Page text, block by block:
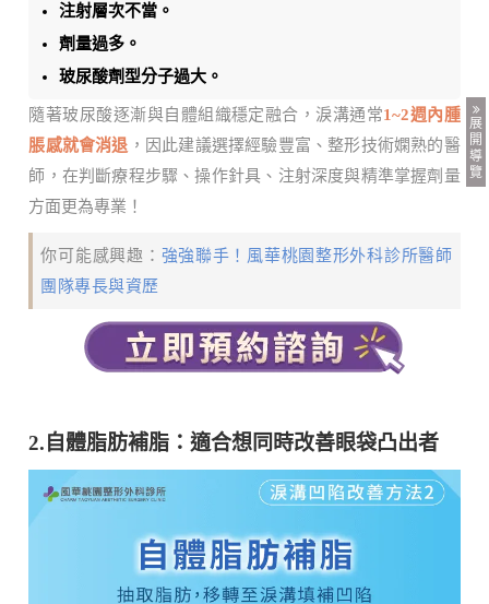
注射層次不當。
劑量過多。
玻尿酸劑型分子過大。
隨著玻尿酸逐漸與自體組織穩定融合，淚溝通常1~2週內腫
脹感就會消退 ，因此建議選擇經驗豐富、整形技術嫻熟的醫
師，在判斷療程步驟、操作針具、注射深度與精準掌握劑量
方面更為專業！
你可能感興趣： 強強聯手！風華桃園整形外科診所醫師
團隊專長與資歷
2.自體脂肪補脂：適合想同時改善眼袋凸出者
展
開
導
覽